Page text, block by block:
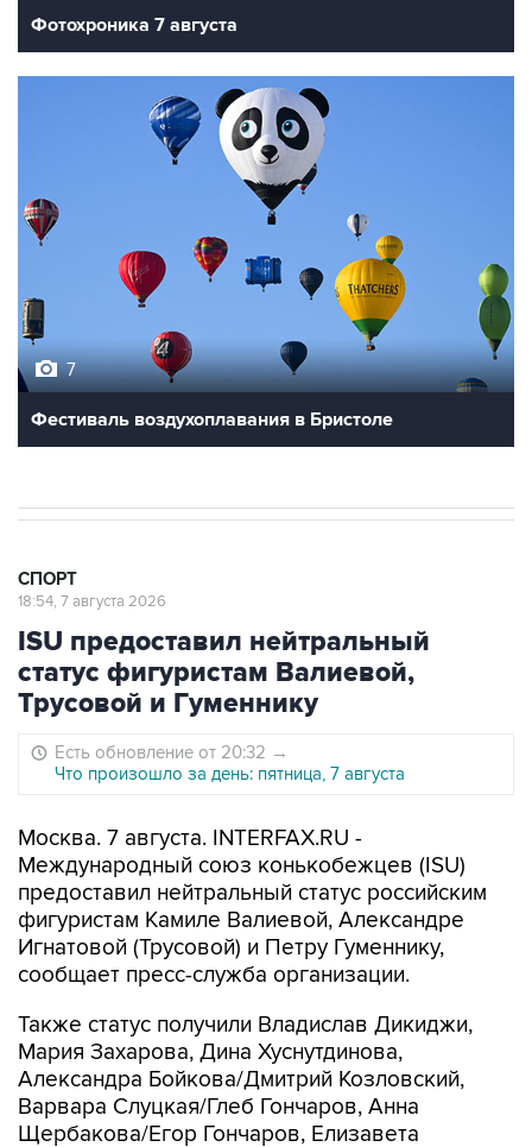
Фотохроника 7 августа
7
Фестиваль воздухоплавания в Бристоле
СПОРТ
18:54, 7 августа 2026
ISU предоставил нейтральный
статус фигуристам Валиевой,
Трусовой и Гуменнику
Есть обновление от 20:32 →
Что произошло за день: пятница, 7 августа
Москва. 7 августа. INTERFAX.RU -
Международный союз конькобежцев (ISU)
предоставил нейтральный статус российским
фигуристам Камиле Валиевой, Александре
Игнатовой (Трусовой) и Петру Гуменнику,
сообщает пресс-служба организации.
Также статус получили Владислав Дикиджи,
Мария Захарова, Дина Хуснутдинова,
Александра Бойкова/Дмитрий Козловский,
Варвара Слуцкая/Глеб Гончаров, Анна
Щербакова/Егор Гончаров, Елизавета